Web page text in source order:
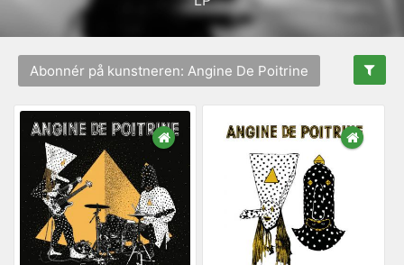
Abonnér på kunstneren: Angine De Poitrine